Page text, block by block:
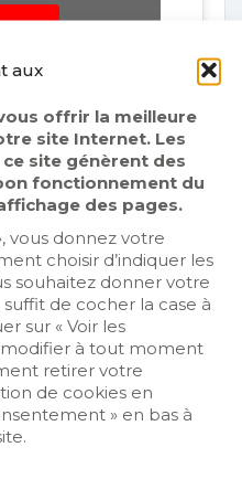
aux
offrir la meilleure
site Internet. Les
site génèrent des
fonctionnement du
des pages.
vous donnez votre
choisir d’indiquer les
souhaitez donner votre
de cocher la case à
sur « Voir les
modifier à tout moment
retirer votre
de cookies en
» en bas à
sur
le 27 novembre…